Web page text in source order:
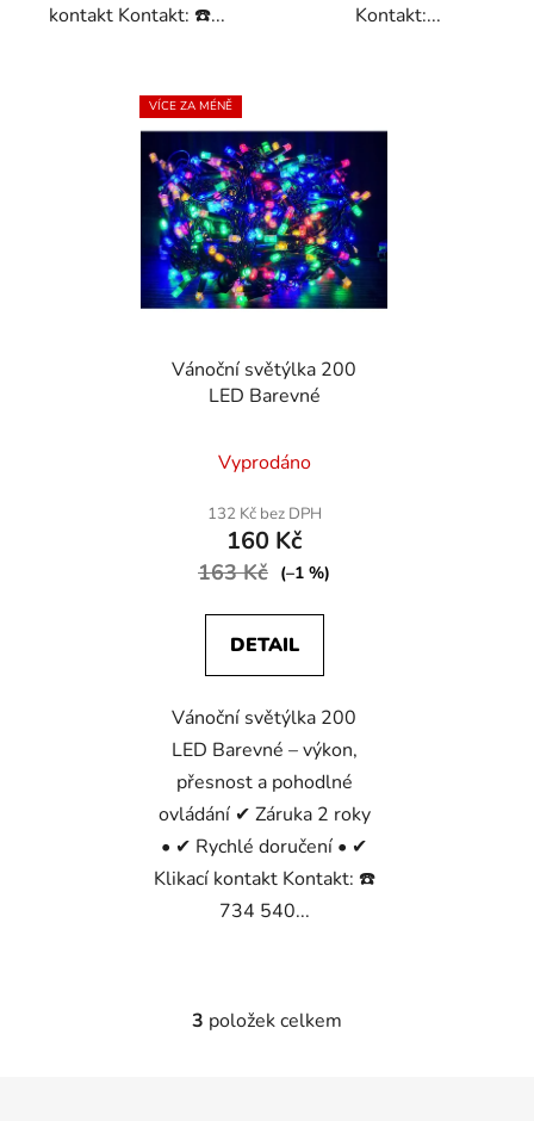
kontakt Kontakt: ☎️...
Kontakt:...
VÍCE ZA MÉNĚ
Vánoční světýlka 200
LED Barevné
Vyprodáno
132 Kč bez DPH
160 Kč
163 Kč (–1 %)
DETAIL
Vánoční světýlka 200
LED Barevné – výkon,
přesnost a pohodlné
ovládání ✔ Záruka 2 roky
• ✔ Rychlé doručení • ✔
Klikací kontakt Kontakt: ☎️
734 540...
O
3 položek celkem